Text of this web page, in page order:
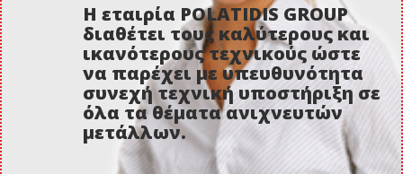
Η εταιρία POLATIDIS GROUP
διαθέτει τους καλύτερους και
ικανότερους τεχνικούς ώστε
να παρέχει με υπευθυνότητα
συνεχή τεχνική υποστήριξη σε
όλα τα θέματα ανιχνευτών
μετάλλων.